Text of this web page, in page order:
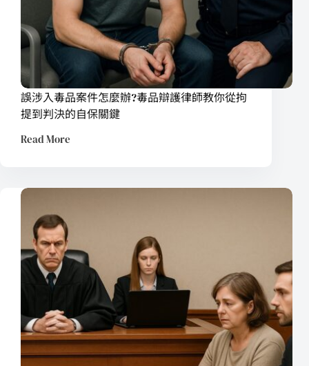
誤涉入毒品案件怎麼辦?毒品辯護律師教你從拘
提到判決的自保關鍵
Read More